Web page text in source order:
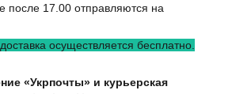
17.00 отправляются на
осуществляется бесплатно.
«Укрпочты» и курьерская